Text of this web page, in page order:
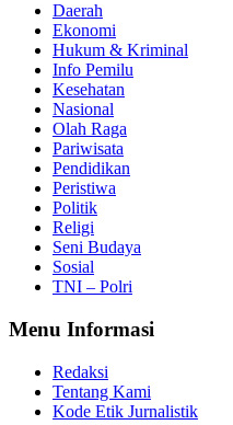
Daerah
Ekonomi
Hukum & Kriminal
Info Pemilu
Kesehatan
Nasional
Olah Raga
Pariwisata
Pendidikan
Peristiwa
Politik
Religi
Seni Budaya
Sosial
TNI – Polri
Menu Informasi
Redaksi
Tentang Kami
Kode Etik Jurnalistik